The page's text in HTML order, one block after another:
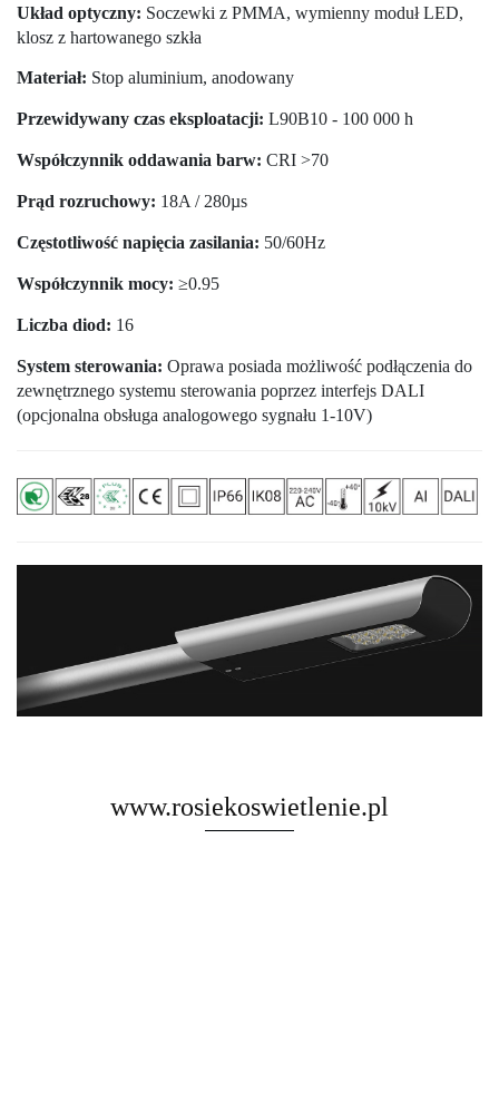
Układ optyczny: Soczewki z PMMA, wymienny moduł LED,
klosz z hartowanego szkła
Materiał: Stop aluminium, anodowany
Przewidywany czas eksploatacji: L90B10 - 100 000 h
Współczynnik oddawania barw: CRI >70
Prąd rozruchowy: 18A / 280µs
Częstotliwość napięcia zasilania: 50/60Hz
Współczynnik mocy: ≥0.95
Liczba diod: 16
System sterowania: Oprawa posiada możliwość podłączenia do
zewnętrznego systemu sterowania poprzez interfejs DALI
(opcjonalna obsługa analogowego sygnału 1-10V)
www.rosiekoswietlenie.pl